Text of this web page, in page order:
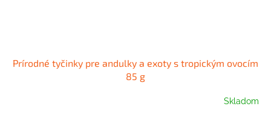
Prírodné tyčinky pre andulky a exoty s tropickým ovocím
85 g
Skladom